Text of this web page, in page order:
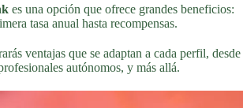
es una opción que ofrece grandes beneficios:
tasa anual hasta recompensas.
ventajas que se adaptan a cada perfil, desde
autónomos, y más allá.